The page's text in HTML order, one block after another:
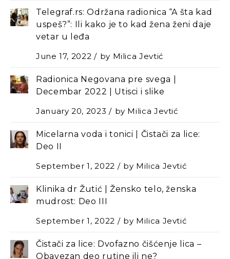
Telegraf.rs: Održana radionica “A šta kad
uspeš?”: Ili kako je to kad žena ženi daje
vetar u leđa
June 17, 2022
by Milica Jevtić
Radionica Negovana pre svega |
Decembar 2022 | Utisci i slike
January 20, 2023
by Milica Jevtić
Micelarna voda i tonici | Čistači za lice:
Deo II
September 1, 2022
by Milica Jevtić
Klinika dr Žutić | Žensko telo, ženska
mudrost: Deo III
September 1, 2022
by Milica Jevtić
Čistači za lice: Dvofazno čišćenje lica –
Оbavezan deo rutine ili ne?